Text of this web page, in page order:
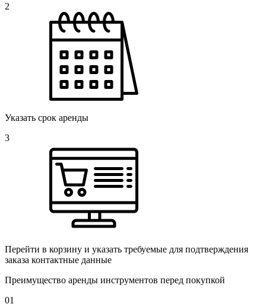
2
Указать срок аренды
3
Перейти в корзину и указать требуемые для подтверждения
заказа контактные данные
Преимущество аренды инструментов перед покупкой
01